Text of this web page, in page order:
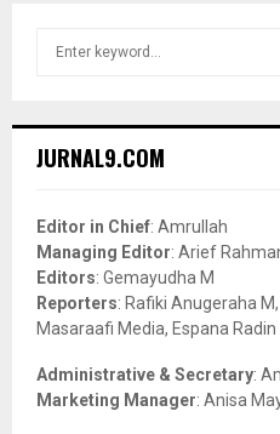
h
o
r
:
JURNAL9.COM
Editor in Chief: Amrullah
Managing Editor: Arief
Editors: Gemayudha M
Reporters: Rafiki Anugeraha
Masaraafi Media, Espana
Administrative & Secretary:
Marketing Manager: Anisa